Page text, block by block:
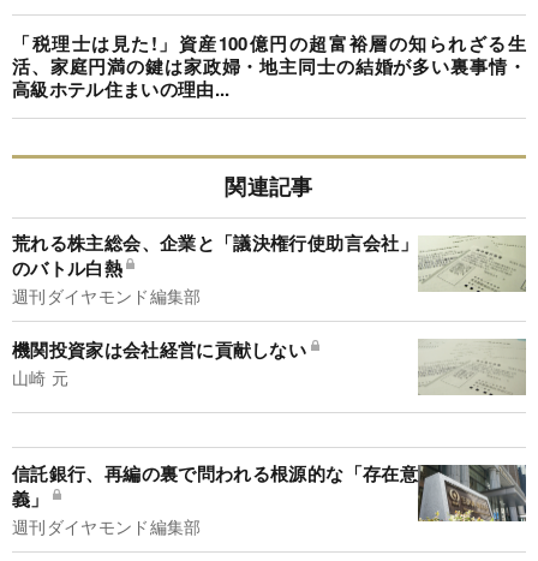
「税理士は見た!」資産100億円の超富裕層の知られざる生
活、家庭円満の鍵は家政婦・地主同士の結婚が多い裏事情・
高級ホテル住まいの理由...
関連記事
荒れる株主総会、企業と「議決権行使助言会社」
のバトル白熱
週刊ダイヤモンド編集部
機関投資家は会社経営に貢献しない
山崎 元
信託銀行、再編の裏で問われる根源的な「存在意
義」
週刊ダイヤモンド編集部